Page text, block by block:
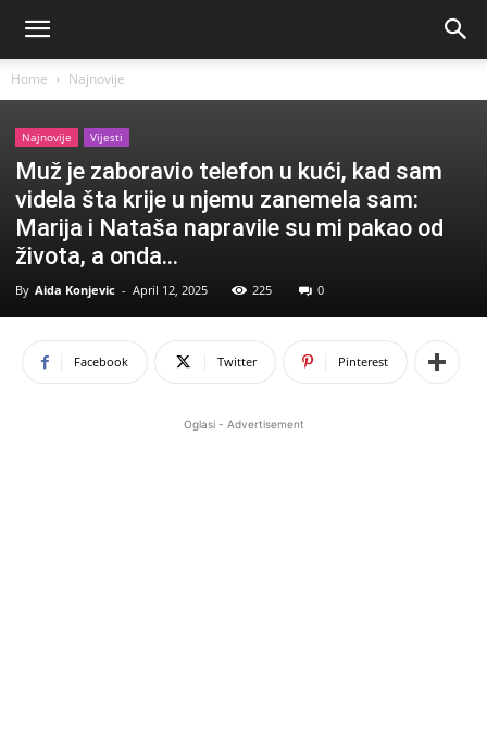
Home Najnovije
Najnovije Vijesti
Muž je zaboravio telefon u kući, kad sam
videla šta krije u njemu zanemela sam:
Marija i Nataša napravile su mi pakao od
života, a onda…
By Aida Konjevic - April 12, 2025 225 0
Facebook Twitter Pinterest
Oglasi - Advertisement